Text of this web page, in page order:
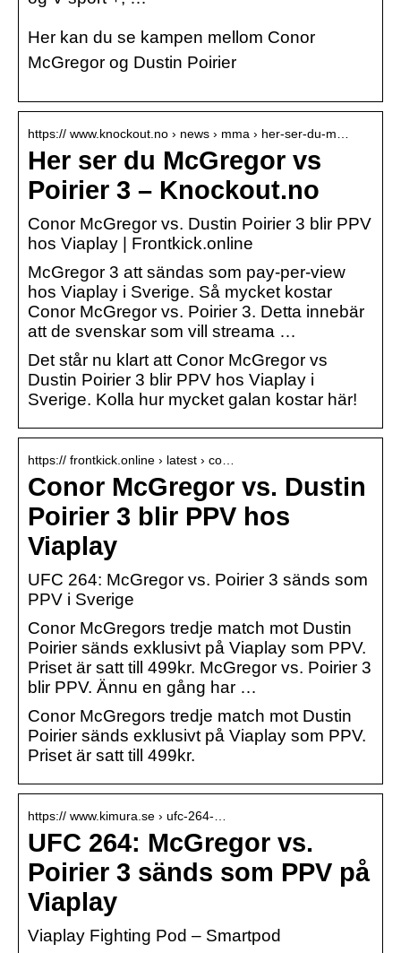
Her kan du se kampen mellom Conor
McGregor og Dustin Poirier
https:// www.knockout.no › news › mma › her-ser-du-m…
Her ser du McGregor vs
Poirier 3 – Knockout.no
Conor McGregor vs. Dustin Poirier 3 blir PPV
hos Viaplay | Frontkick.online
McGregor 3 att sändas som pay-per-view
hos Viaplay i Sverige. Så mycket kostar
Conor McGregor vs. Poirier 3. Detta innebär
att de svenskar som vill streama …
Det står nu klart att Conor McGregor vs
Dustin Poirier 3 blir PPV hos Viaplay i
Sverige. Kolla hur mycket galan kostar här!
https:// frontkick.online › latest › co…
Conor McGregor vs. Dustin
Poirier 3 blir PPV hos
Viaplay
UFC 264: McGregor vs. Poirier 3 sänds som
PPV i Sverige
Conor McGregors tredje match mot Dustin
Poirier sänds exklusivt på Viaplay som PPV.
Priset är satt till 499kr. McGregor vs. Poirier 3
blir PPV. Ännu en gång har …
Conor McGregors tredje match mot Dustin
Poirier sänds exklusivt på Viaplay som PPV.
Priset är satt till 499kr.
https:// www.kimura.se › ufc-264-…
UFC 264: McGregor vs.
Poirier 3 sänds som PPV på
Viaplay
Viaplay Fighting Pod – Smartpod